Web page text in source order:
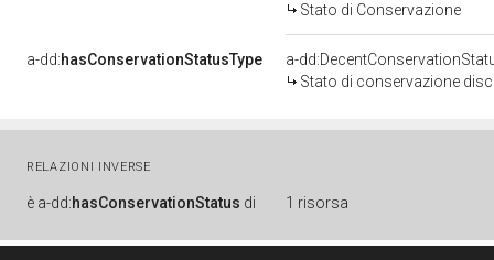
Stato di Conservazione
a-dd:hasConservationStatusType
a-
Stato di conservazione
RELAZIONI INVERSE
è a-dd:hasConservationStatus di 1 risorsa